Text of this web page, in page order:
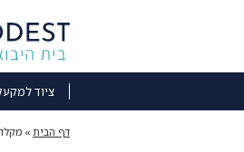
ציוד
דף הבית »